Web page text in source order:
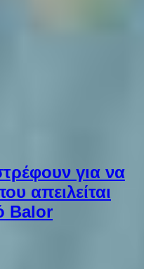
για να
απειλείται
Balor